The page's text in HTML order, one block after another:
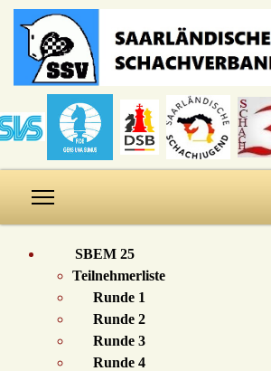
SBEM 25
Teilnehmerliste
Runde 1
Runde 2
Runde 3
Runde 4